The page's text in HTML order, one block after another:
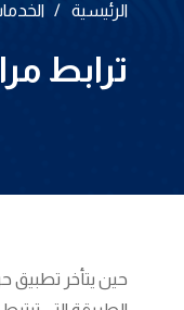
الرئيسية /
ترابط